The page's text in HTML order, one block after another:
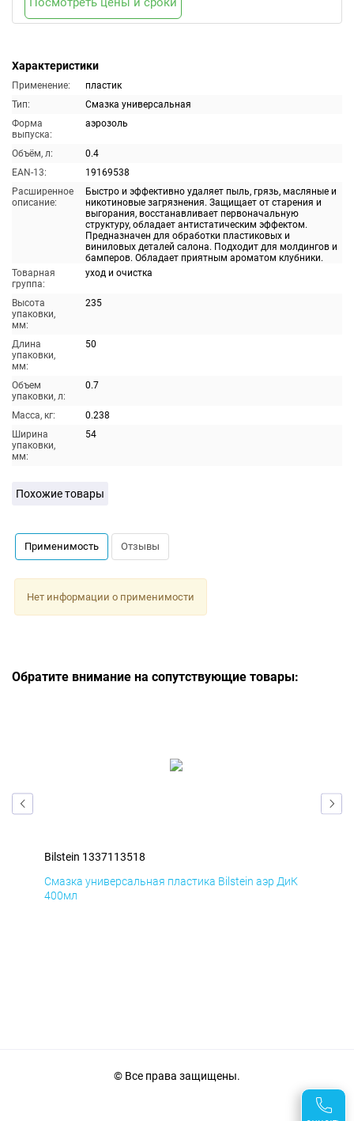
Характеристики
Применение:
пластик
Тип:
Смазка универсальная
Форма
выпуска:
аэрозоль
Объём, л:
0.4
EAN-13:
19169538
Расширенное
описание:
Быстро и эффективно удаляет пыль, грязь, масляные и
никотиновые загрязнения. Защищает от старения и
выгорания, восстанавливает первоначальную
структуру, обладает антистатическим эффектом.
Предназначен для обработки пластиковых и
виниловых деталей салона. Подходит для молдингов и
бамперов. Обладает приятным ароматом клубники.
Товарная
группа:
уход и очистка
Высота
упаковки,
мм:
235
Длина
упаковки,
мм:
50
Объем
упаковки, л:
0.7
Масса, кг:
0.238
Ширина
упаковки,
мм:
54
Похожие товары
Применимость Отзывы
Нет информации о применимости
Обратите внимание на сопутствующие товары:
Bilstein 1337113518
Смазка универсальная пластика Bilstein аэр ДиК
400мл
© Все права защищены.